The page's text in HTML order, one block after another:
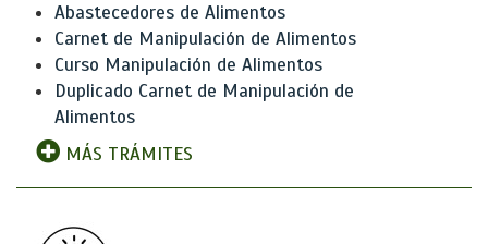
Abastecedores de Alimentos
Carnet de Manipulación de Alimentos
Curso Manipulación de Alimentos
Duplicado Carnet de Manipulación de
Alimentos
MÁS TRÁMITES